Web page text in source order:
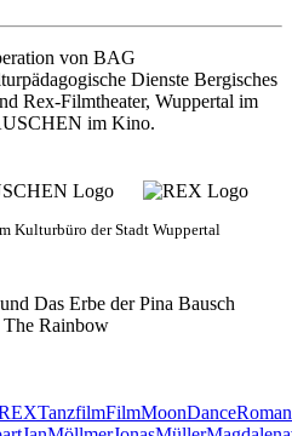
von BAG
Dienste Bergisches
Rex-Filmtheater, Wuppertal im
im Kino.
Kulturbüro der Stadt Wuppertal
Das Erbe der Pina Bausch
Rainbow
TanzfilmFilmMoonDance